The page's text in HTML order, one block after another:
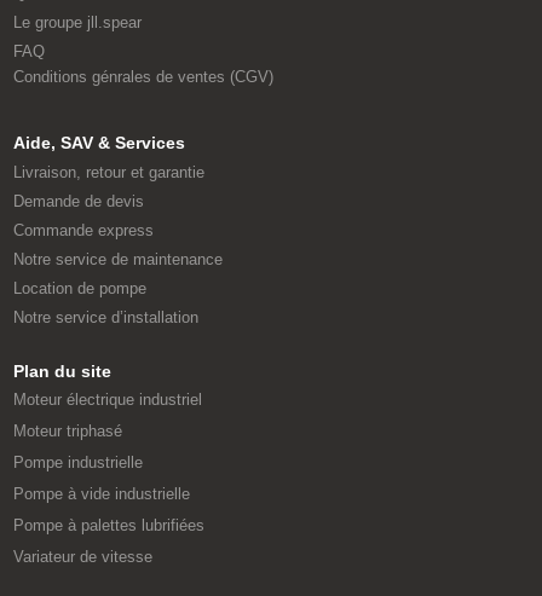
Le groupe jll.spear
FAQ
Conditions génrales de ventes (CGV)
Aide, SAV & Services
Livraison, retour et garantie
Demande de devis
Commande express
Notre service de maintenance
Location de pompe
Notre service d’installation
Plan du site
Moteur électrique industriel
Moteur triphasé
Pompe industrielle
Pompe à vide industrielle
Pompe à palettes lubrifiées
Variateur de vitesse